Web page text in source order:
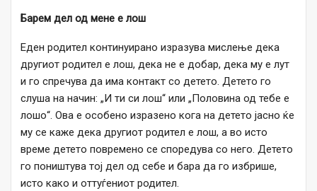
Барем дел од мене е лош
Еден родител континуирано изразува мислење дека
другиот родител е лош, дека не е добар, дека му е лут
и го спречува да има контакт со детето. Детето го
слуша на начин: „И ти си лош“ или „Половина од тебе е
лошо“. Ова е особено изразено кога на детето јасно ќе
му се каже дека другиот родител е лош, а во исто
време детето повремено се споредува со него. Детето
го поништува тој дел од себе и бара да го избрише,
исто како и оттуѓениот родител.